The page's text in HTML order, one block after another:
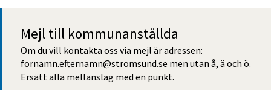
Mejl till kommunanställda
Om du vill kontakta oss via mejl är adressen:
fornamn.efternamn@stromsund.se men utan å, ä och ö.
Ersätt alla mellanslag med en punkt.